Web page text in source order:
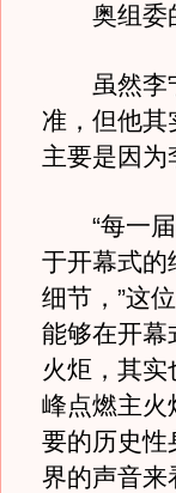
奥组委
虽然李宁
准，但他
主要是因
“每一届
于开幕式的
细节，”这
能够在开幕
火炬，其
峰点燃主火
要的历史性
界的声音来